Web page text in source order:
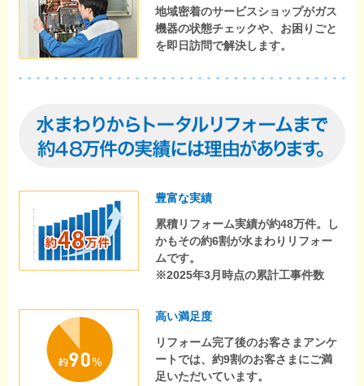
地域密着のサービスショップがガス
機器の状態チェックや、お困りごと
を即日訪問で解決します。
豊富な実績
累積リフォーム実績が約48万件。し
かもその約6割が水まわりリフォー
ムです。
※2025年3月時点の累計工事件数
高い満足度
リフォーム完了後のお客さまアンケ
ートでは、約9割のお客さまにご満
足いただいています。